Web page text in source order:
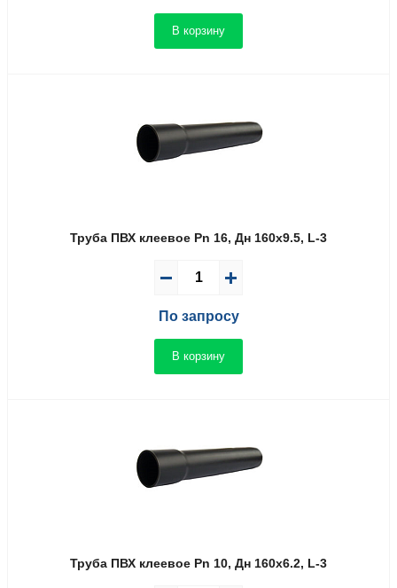
В корзину
Труба ПВХ клеевое Pn 16, Дн 160х9.5, L-3
По запросу
В корзину
Труба ПВХ клеевое Pn 10, Дн 160х6.2, L-3